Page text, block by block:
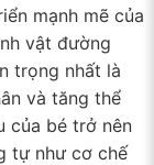
mạnh mẽ của
vật đường
trọng nhất là
và tăng thể
của bé trở nên
tự như cơ chế